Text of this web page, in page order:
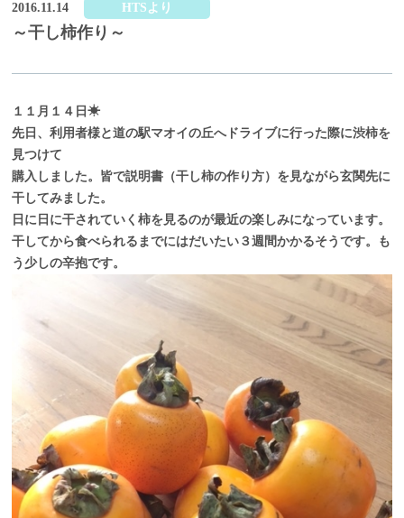
2016.11.14 HTSより
～干し柿作り～
１１月１４日☀
先日、利用者様と道の駅マオイの丘へドライブに行った際に渋柿を
見つけて
購入しました。皆で説明書（干し柿の作り方）を見ながら玄関先に
干してみました。
日に日に干されていく柿を見るのが最近の楽しみになっています。
干してから食べられるまでにはだいたい３週間かかるそうです。も
う少しの辛抱です。